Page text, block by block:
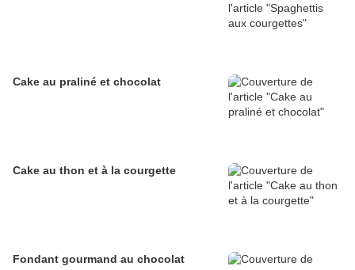
Cake au praliné et chocolat
Cake au thon et à la courgette
Fondant gourmand au chocolat